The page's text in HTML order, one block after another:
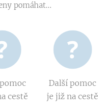
pomáhat...
cestě
Další pomoc
je již na cestě